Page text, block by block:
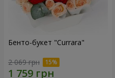
Бенто-букет "Currara"
2 069 грн